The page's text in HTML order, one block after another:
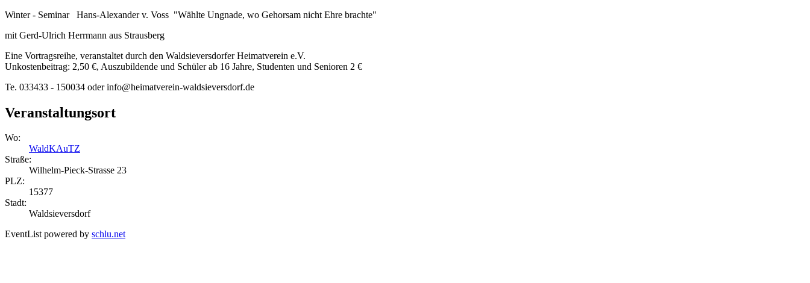
Winter - Seminar Hans-Alexander v. Voss "Wählte Ungnade, wo Gehorsam nicht Ehre brachte"
mit Gerd-Ulrich Herrmann aus Strausberg
Eine Vortragsreihe, veranstaltet durch den Waldsieversdorfer Heimatverein e.V.
Unkostenbeitrag: 2,50 €, Auszubildende und Schüler ab 16 Jahre, Studenten und Senioren 2 €
Te. 033433 - 150034 oder info@heimatverein-waldsieversdorf.de
Veranstaltungsort
Wo:
WaldKAuTZ
Straße:
Wilhelm-Pieck-Strasse 23
PLZ:
15377
Stadt:
Waldsieversdorf
EventList powered by schlu.net